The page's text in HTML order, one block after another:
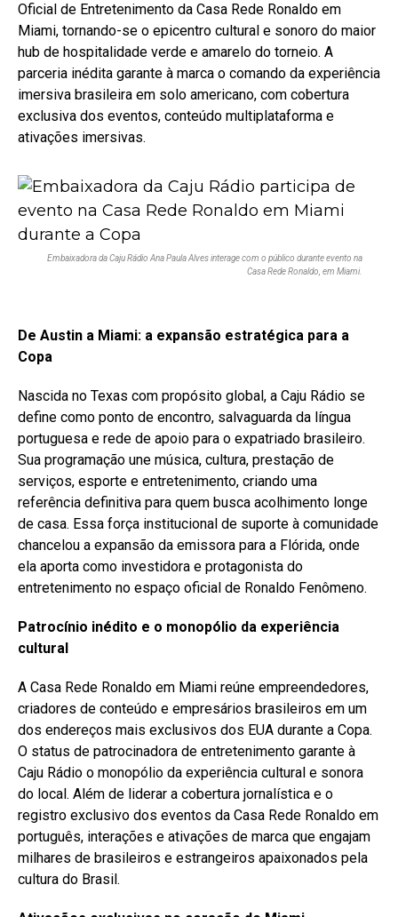
Oficial de Entretenimento da Casa Rede Ronaldo em
Miami, tornando-se o epicentro cultural e sonoro do maior
hub de hospitalidade verde e amarelo do torneio. A
parceria inédita garante à marca o comando da experiência
imersiva brasileira em solo americano, com cobertura
exclusiva dos eventos, conteúdo multiplataforma e
ativações imersivas.
Embaixadora da Caju Rádio Ana Paula Alves interage com o público durante evento na
Casa Rede Ronaldo, em Miami.
De Austin a Miami: a expansão estratégica para a
Copa
Nascida no Texas com propósito global, a Caju Rádio se
define como ponto de encontro, salvaguarda da língua
portuguesa e rede de apoio para o expatriado brasileiro.
Sua programação une música, cultura, prestação de
serviços, esporte e entretenimento, criando uma
referência definitiva para quem busca acolhimento longe
de casa. Essa força institucional de suporte à comunidade
chancelou a expansão da emissora para a Flórida, onde
ela aporta como investidora e protagonista do
entretenimento no espaço oficial de Ronaldo Fenômeno.
Patrocínio inédito e o monopólio da experiência
cultural
A Casa Rede Ronaldo em Miami reúne empreendedores,
criadores de conteúdo e empresários brasileiros em um
dos endereços mais exclusivos dos EUA durante a Copa.
O status de patrocinadora de entretenimento garante à
Caju Rádio o monopólio da experiência cultural e sonora
do local. Além de liderar a cobertura jornalística e o
registro exclusivo dos eventos da Casa Rede Ronaldo em
português, interações e ativações de marca que engajam
milhares de brasileiros e estrangeiros apaixonados pela
cultura do Brasil.